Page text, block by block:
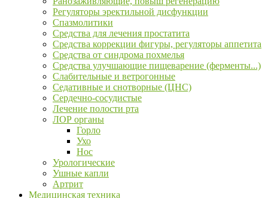
Регуляторы эректильной дисфункции
Спазмолитики
Средства для лечения простатита
Средства коррекции фигуры, регуляторы аппетита
Средства от синдрома похмелья
Средства улучшающие пищеварение (ферменты...)
Слабительные и ветрогонные
Седативные и снотворные (ЦНС)
Сердечно-сосудистые
Лечение полости рта
ЛОР органы
Горло
Ухо
Нос
Урологические
Ушные капли
Артрит
Медицинская техника